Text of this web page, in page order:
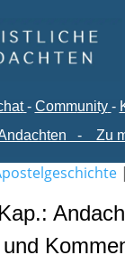
- Community -
- Zu
|
und